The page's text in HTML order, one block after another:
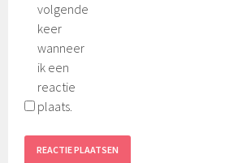
volgende
keer
wanneer
ik een
reactie
plaats.